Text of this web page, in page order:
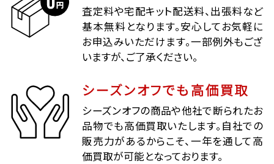
査定料や宅配キット配送料、出張料など
基本無料となります。安心してお気軽に
お申込みいただけます。一部例外もござ
いますが、ご了承ください。
シーズンオフでも高価買取
シーズンオフの商品や他社で断られたお
品物でも高価買取いたします。自社での
販売力があるからこそ、一年を通して高
価買取が可能となっております。